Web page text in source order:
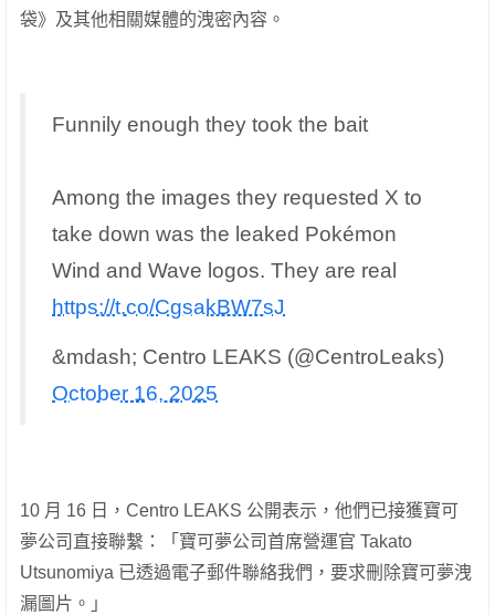
袋》及其他相關媒體的洩密內容。
Funnily enough they took the bait
Among the images they requested X to
take down was the leaked Pokémon
Wind and Wave logos. They are real
https://t.co/CgsakBW7sJ
&mdash; Centro LEAKS (@CentroLeaks)
October 16, 2025
10 月 16 日，Centro LEAKS 公開表示，他們已接獲寶可
夢公司直接聯繫：「寶可夢公司首席營運官 Takato
Utsunomiya 已透過電子郵件聯絡我們，要求刪除寶可夢洩
漏圖片。」